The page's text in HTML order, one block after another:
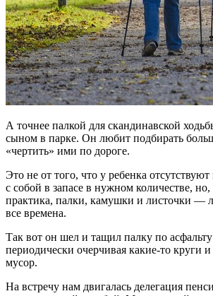
А точнее палкой для скандинавской
сыном в парке. Он любит подбирать
«чертить» ими по дороге.
Это не от того, что у ребенка
с собой в запасе в нужном количестве, но,
практика, палки, камушки и листочки —
все времена.
Так вот он шел и тащил палку по асфальту
периодически очерчивая какие-то круги
мусор.
На встречу нам двигалась делегация